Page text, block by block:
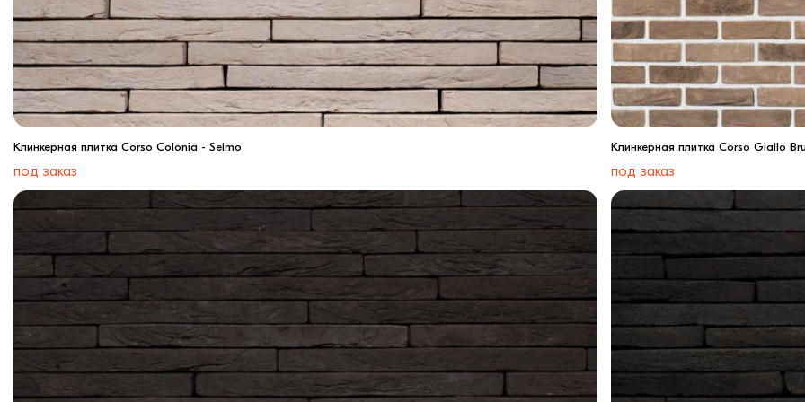
Клинкерная плитка Corso Colonia - Selmo
под заказ
Клинкерная плитка Corso Giallo
под заказ